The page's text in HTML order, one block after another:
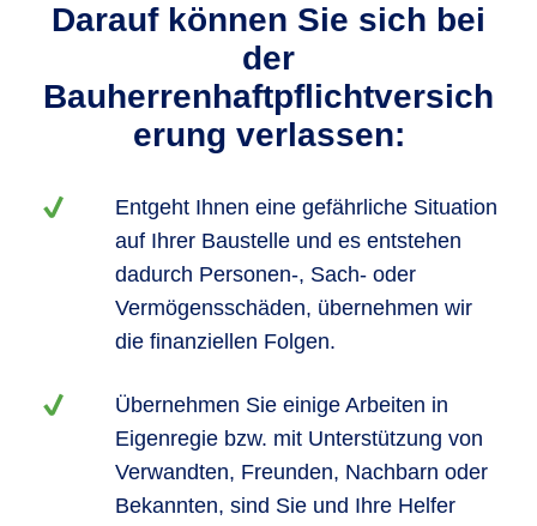
Darauf können Sie sich bei
der
Bauherrenhaftpflichtversich
erung verlassen:
Entgeht Ihnen eine gefährliche Situation
auf Ihrer Baustelle und es entstehen
dadurch Personen-, Sach- oder
Vermögensschäden, übernehmen wir
die finanziellen Folgen.
Übernehmen Sie einige Arbeiten in
Eigenregie bzw. mit Unterstützung von
Verwandten, Freunden, Nachbarn oder
Bekannten, sind Sie und Ihre Helfer